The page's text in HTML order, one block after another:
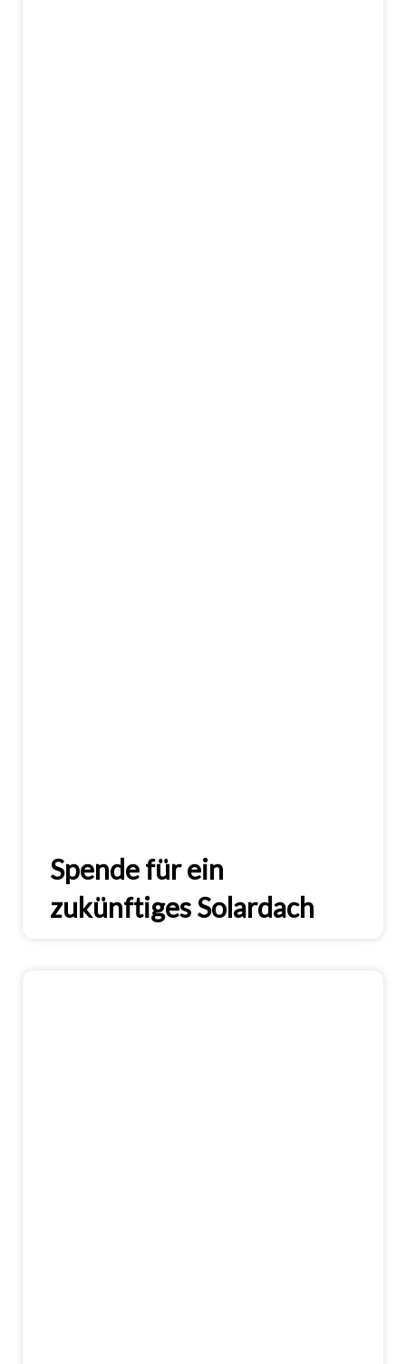
Spende für ein
zukünftiges Solardach